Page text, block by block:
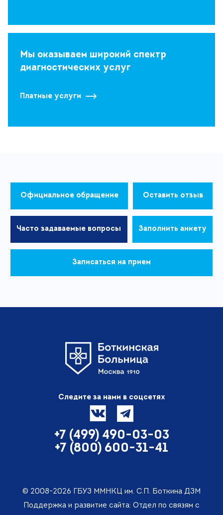
Мы оказываем широкий спектр
диагностических услуг
Платные услуги
Официальное обращение Оставить отзыв
Часто задаваемые вопросы Заполнить анкету
Записаться на прием
Следите за нами в соцсетях
+7 (499) 490-03-03
+7 (800) 600-31-41
© 2008-2026 ГБУЗ ММНКЦ им. С.П. Боткина ДЗМ
Поддержка и развитие сайта: Отдел по связям с